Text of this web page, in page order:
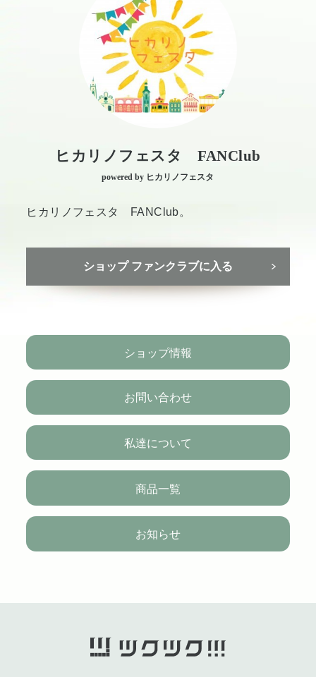
ヒカリノフェスタ FANClub
powered by ヒカリノフェスタ
ヒカリノフェスタ FANClub。
ショップ ファンクラブに入る
ショップ情報
お問い合わせ
私達について
商品一覧
お知らせ